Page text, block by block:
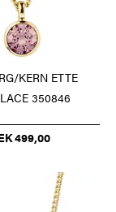
KERN ETTE
350846
499,00